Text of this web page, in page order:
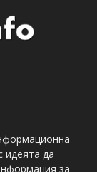
идеята да
за